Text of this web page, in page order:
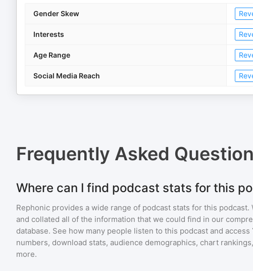
Gender Skew
Interests
Age Range
Social Media Reach
Frequently Asked
Where can I find podcast stats for this
Rephonic provides a wide range of podcast stats for this podcast.
and collated all of the information that we could find in our
database. See how many people listen to this podcast and
numbers, download stats, audience demographics, chart
more.